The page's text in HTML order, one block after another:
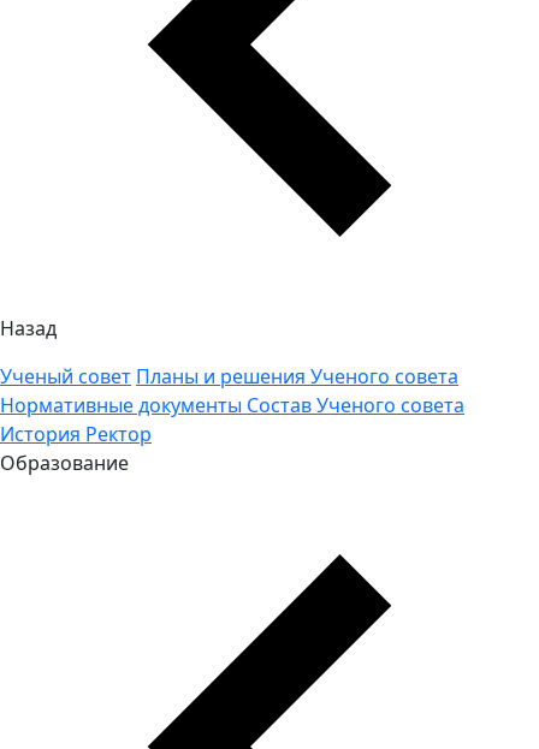
Назад
Ученый совет Планы и решения Ученого совета
Нормативные документы Состав Ученого совета
История Ректор
Образование